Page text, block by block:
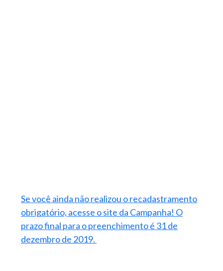
Se você ainda não realizou o recadastramento
obrigatório, acesse o site da Campanha! O
prazo final para o preenchimento é 31 de
dezembro de 2019.